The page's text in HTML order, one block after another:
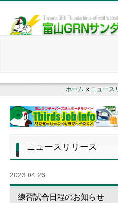
ホーム ニュース
ニュースリリース
2023.04.26
練習試合日程のお知らせ